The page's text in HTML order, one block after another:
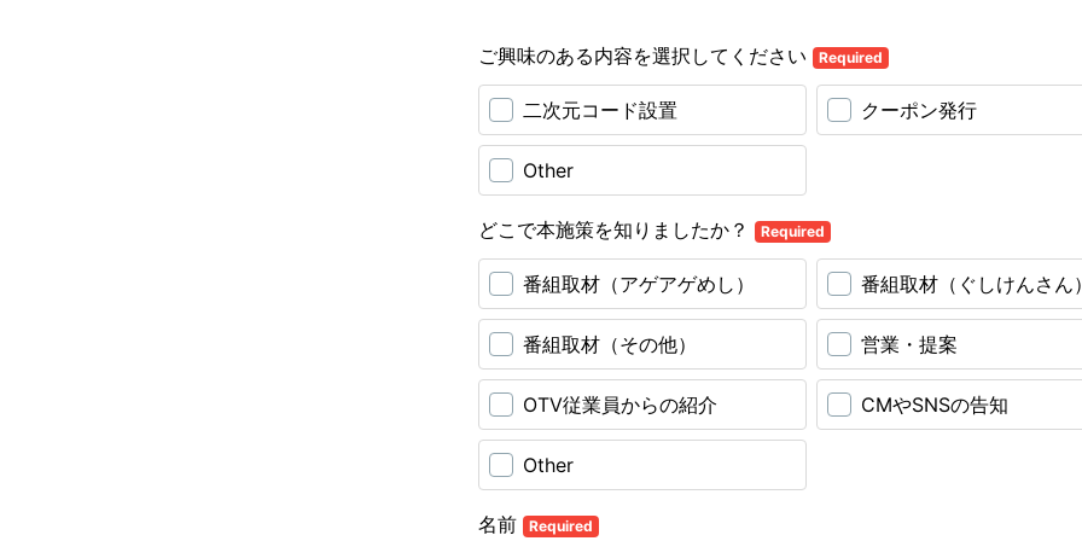
ご興味のある内容を選択してください Required
二次元コード設置 クーポン発行
Other
どこで本施策を知りましたか？ Required
番組取材（アゲアゲめし） 番組取材（ぐしけんさん）
番組取材（その他） 営業・提案
OTV従業員からの紹介 CMやSNSの告知
Other
名前 Required